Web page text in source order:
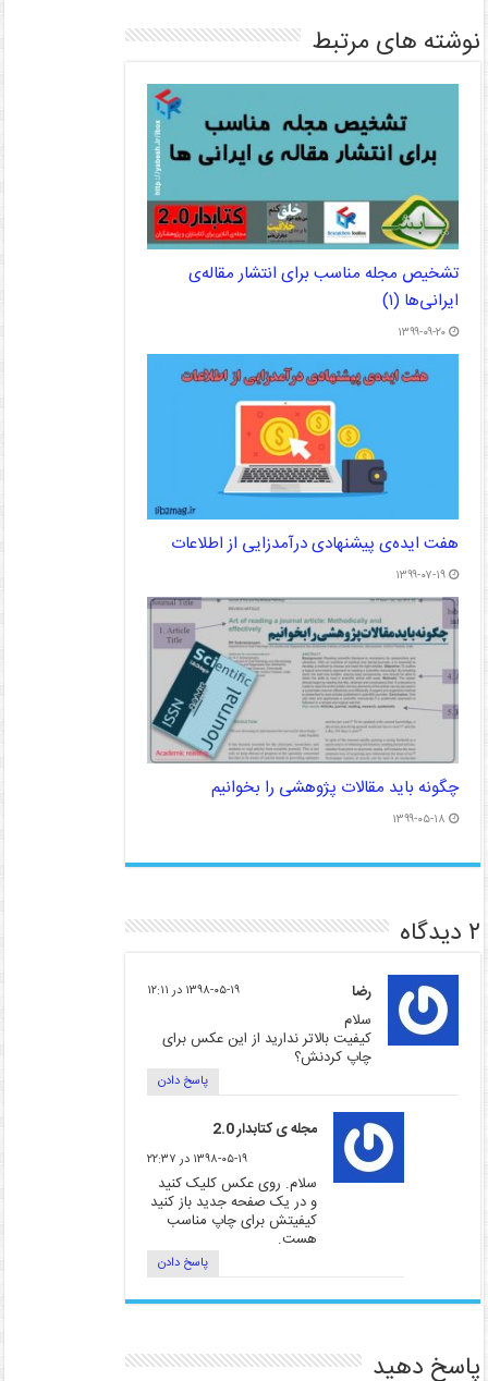
نوشته های مرتبط
تشخیص مجله مناسب برای انتشار مقاله‌ی
ایرانی‌ها (۱)
۱۳۹۹-۰۹-۲۰
هفت ایده‌ی پیشنهادی درآمدزایی از اطلاعات
۱۳۹۹-۰۷-۱۹
چگونه باید مقالات پژوهشی را بخوانیم
۱۳۹۹-۰۵-۱۸
۲ دیدگاه
رضا ۱۳۹۸-۰۵-۱۹ در ۱۲:۱۱
سلام
کیفیت بالاتر ندارید از این عکس برای
چاپ کردنش؟
پاسخ دادن
مجله ی کتابدار 2.0
۱۳۹۸-۰۵-۱۹ در ۲۲:۳۷
سلام. روی عکس کلیک کنید
و در یک صفحه جدید باز کنید
کیفیتش برای چاپ مناسب
هست.
پاسخ دادن
پاسخ دهید